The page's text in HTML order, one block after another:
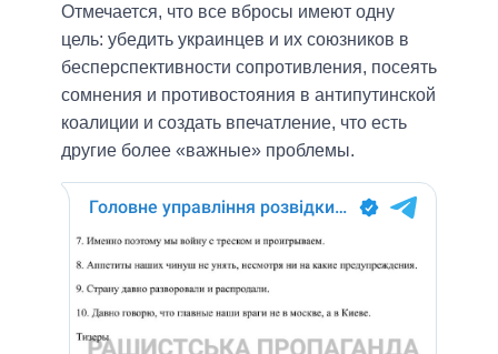
Отмечается, что все вбросы имеют одну
цель: убедить украинцев и их союзников в
бесперспективности сопротивления, посеять
сомнения и противостояния в антипутинской
коалиции и создать впечатление, что есть
другие более «важные» проблемы.